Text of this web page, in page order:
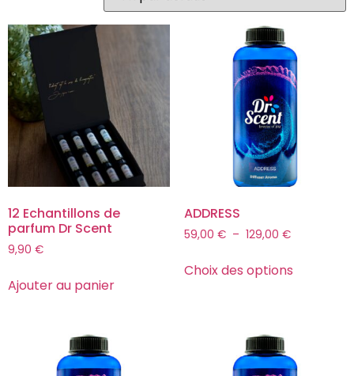
12 Echantillons de
parfum Dr Scent
9,90 €
Ajouter au panier
ADDRESS
59,00 € – 129,00 €
Choix des options